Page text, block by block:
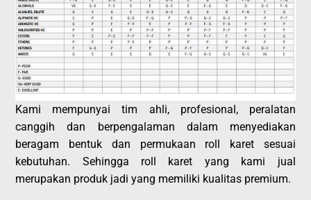
Kami mempunyai tim ahli, profesional, peralatan
canggih dan berpengalaman dalam menyediakan
beragam bentuk dan permukaan roll karet sesuai
kebutuhan. Sehingga roll karet yang kami jual
merupakan produk jadi yang memiliki kualitas premium.